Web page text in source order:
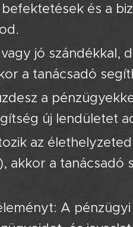
és a
jó szándékkal,
a tanácsadó
a
új lendületet
az
akkor a tanácsadó
A